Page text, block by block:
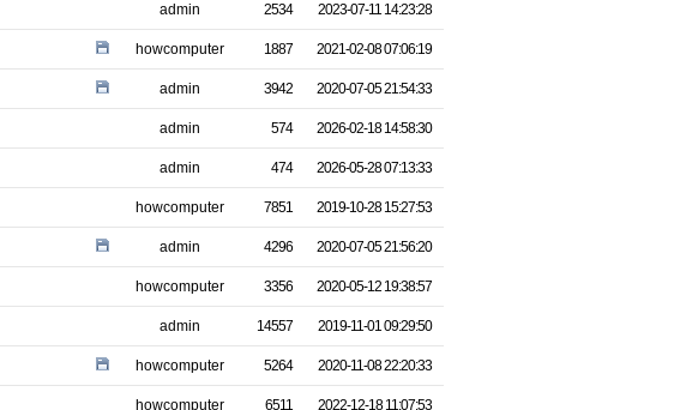
admin 2534 2023-07-11 14:23:28
howcomputer 1887 2021-02-08 07:06:19
admin 3942 2020-07-05 21:54:33
admin 574 2026-02-18 14:58:30
admin 474 2026-05-28 07:13:33
howcomputer 7851 2019-10-28 15:27:53
admin 4296 2020-07-05 21:56:20
howcomputer 3356 2020-05-12 19:38:57
admin 14557 2019-11-01 09:29:50
howcomputer 5264 2020-11-08 22:20:33
howcomputer 6511 2022-12-18 11:07:53